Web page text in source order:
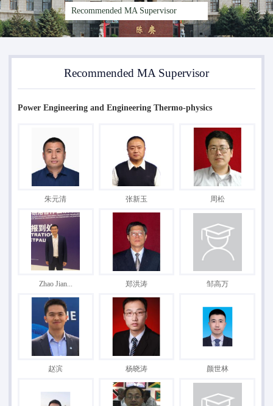
Recommended MA Supervisor
Recommended MA Supervisor
Power Engineering and Engineering Thermo-physics
朱元清 张新玉 周松
Zhao Jian... 郑洪涛 邹高万
赵滨 杨晓涛 颜世林